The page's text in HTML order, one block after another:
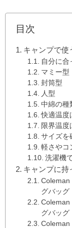
目次
キャンプで使
自分に合
マミー型
封筒型
人型
中綿の種
快適温度
限界温度
サイズを
軽さやコ
洗濯機
キャンプに持
Coleman
グバッグ
Coleman
グバッグ
Coleman